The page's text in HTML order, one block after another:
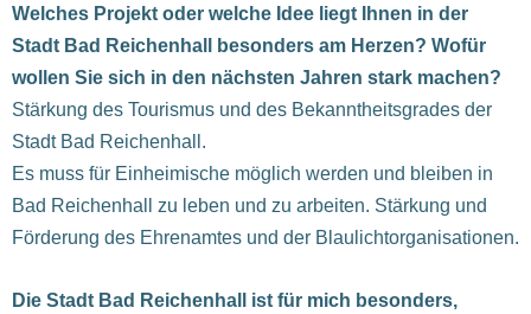
Welches Projekt oder welche Idee liegt Ihnen in der
Stadt Bad Reichenhall besonders am Herzen? Wofür
wollen Sie sich in den nächsten Jahren stark machen?
Stärkung des Tourismus und des Bekanntheitsgrades der
Stadt Bad Reichenhall.
Es muss für Einheimische möglich werden und bleiben in
Bad Reichenhall zu leben und zu arbeiten. Stärkung und
Förderung des Ehrenamtes und der Blaulichtorganisationen.
Die Stadt Bad Reichenhall ist für mich besonders,